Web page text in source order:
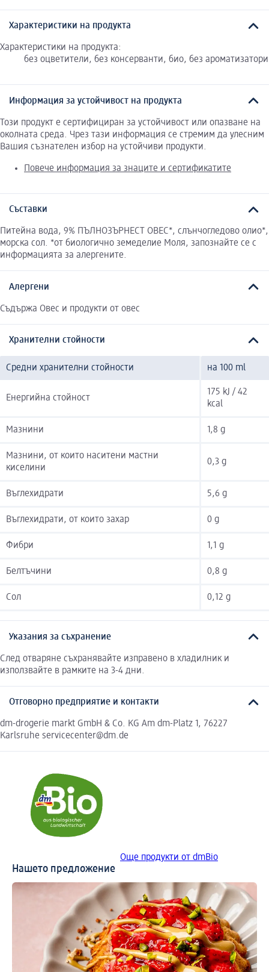
Характеристики на продукта
Характеристики на продукта:
без оцветители, без консерванти, био, без ароматизатори
Информация за устойчивост на продукта
Този продукт е сертифициран за устойчивост или опазване на
околната среда. Чрез тази информация се стремим да улесним
Вашия съзнателен избор на устойчиви продукти.
Повече информация за знаците и сертификатите
Съставки
Питейна вода, 9% ПЪЛНОЗЪРНЕСТ ОВЕС*, слънчогледово олио*,
морска сол. *от биологично земеделие Моля, запознайте се с
информацията за алергените.
Алергени
Съдържа Овес и продукти от овес
Хранителни стойности
Средни хранителни стойности на 100 ml
Енергийна стойност
175 kJ / 42
kcal
Мазнини 1,8 g
Мазнини, от които наситени мастни
киселини
0,3 g
Въглехидрати 5,6 g
Въглехидрати, от които захар 0 g
Фибри 1,1 g
Белтъчини 0,8 g
Сол 0,12 g
Указания за съхранение
След отваряне съхранявайте изправено в хладилник и
използвайте в рамките на 3-4 дни.
Отговорно предприятие и контакти
dm-drogerie markt GmbH & Co. KG Am dm-Platz 1, 76227
Karlsruhe servicecenter@dm.de
Още продукти от dmBio
Нашето предложение